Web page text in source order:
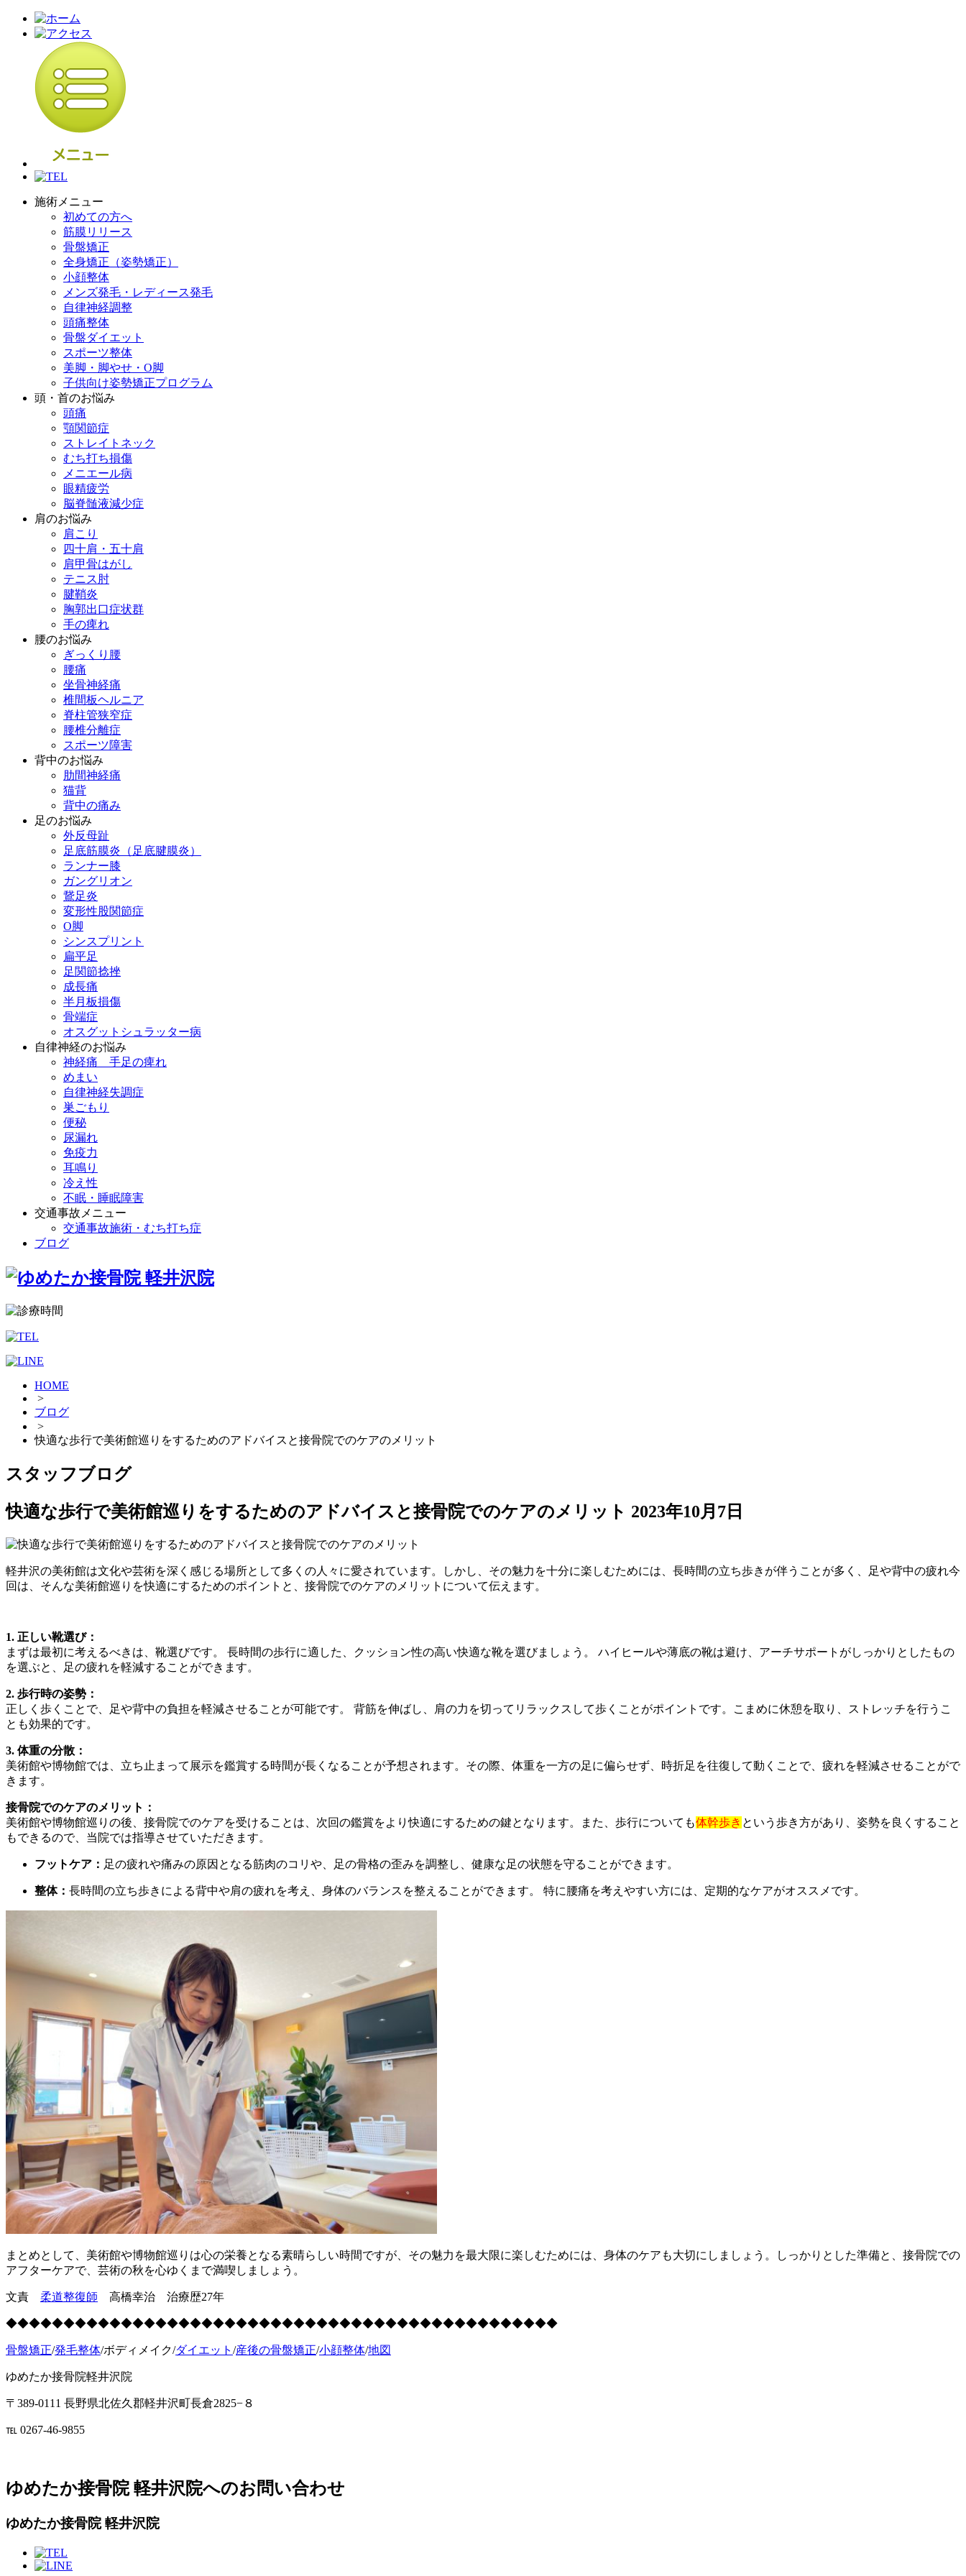
施術メニュー
初めての方へ
筋膜リリース
骨盤矯正
全身矯正（姿勢矯正）
小顔整体
メンズ発毛・レディース発毛
自律神経調整
頭痛整体
骨盤ダイエット
スポーツ整体
美脚・脚やせ・O脚
子供向け姿勢矯正プログラム
頭・首のお悩み
頭痛
顎関節症
ストレイトネック
むち打ち損傷
メニエール病
眼精疲労
脳脊髄液減少症
肩のお悩み
肩こり
四十肩・五十肩
肩甲骨はがし
テニス肘
腱鞘炎
胸郭出口症状群
手の痺れ
腰のお悩み
ぎっくり腰
腰痛
坐骨神経痛
椎間板ヘルニア
脊柱管狭窄症
腰椎分離症
スポーツ障害
背中のお悩み
肋間神経痛
猫背
背中の痛み
足のお悩み
外反母趾
足底筋膜炎（足底腱膜炎）
ランナー膝
ガングリオン
鵞足炎
変形性股関節症
O脚
シンスプリント
扁平足
足関節捻挫
成長痛
半月板損傷
骨端症
オスグットシュラッター病
自律神経のお悩み
神経痛 手足の痺れ
めまい
自律神経失調症
巣ごもり
便秘
尿漏れ
免疫力
耳鳴り
冷え性
不眠・睡眠障害
交通事故メニュー
交通事故施術・むち打ち症
ブログ
HOME
>
ブログ
>
快適な歩行で美術館巡りをするためのアドバイスと接骨院でのケアのメリット
スタッフブログ
快適な歩行で美術館巡りをするためのアドバイスと接骨院でのケアのメリット 2023年10月7日
軽井沢の美術館は文化や芸術を深く感じる場所として多くの人々に愛されています。しかし、その魅力を十分に楽しむためには、長時間の立ち歩きが伴うことが多く、足や背中の疲れ今
回は、そんな美術館巡りを快適にするためのポイントと、接骨院でのケアのメリットについて伝えます。
1. 正しい靴選び：
まずは最初に考えるべきは、靴選びです。 長時間の歩行に適した、クッション性の高い快適な靴を選びましょう。 ハイヒールや薄底の靴は避け、アーチサポートがしっかりとしたもの
を選ぶと、足の疲れを軽減することができます。
2. 歩行時の姿勢：
正しく歩くことで、足や背中の負担を軽減させることが可能です。 背筋を伸ばし、肩の力を切ってリラックスして歩くことがポイントです。こまめに休憩を取り、ストレッチを行うこ
とも効果的です。
3. 体重の分散：
美術館や博物館では、立ち止まって展示を鑑賞する時間が長くなることが予想されます。その際、体重を一方の足に偏らせず、時折足を往復して動くことで、疲れを軽減させることがで
きます。
接骨院でのケアのメリット：
美術館や博物館巡りの後、接骨院でのケアを受けることは、次回の鑑賞をより快適にするための鍵となります。また、歩行についても体幹歩き という歩き方があり、姿勢を良くすること
もできるので、当院では指導させていただきます。
フットケア： 足の疲れや痛みの原因となる筋肉のコリや、足の骨格の歪みを調整し、健康な足の状態を守ることができます。
整体： 長時間の立ち歩きによる背中や肩の疲れを考え、身体のバランスを整えることができます。 特に腰痛を考えやすい方には、定期的なケアがオススメです。
まとめとして、美術館や博物館巡りは心の栄養となる素晴らしい時間ですが、その魅力を最大限に楽しむためには、身体のケアも大切にしましょう。しっかりとした準備と、接骨院での
アフターケアで、芸術の秋を心ゆくまで満喫しましょう。
文責 柔道整復師 高橋幸治 治療歴27年
◆◆◆◆◆◆◆◆◆◆◆◆◆◆◆◆◆◆◆◆◆◆◆◆◆◆◆◆◆◆◆◆◆◆◆◆◆◆◆◆◆◆◆◆◆◆◆◆
骨盤矯正/発毛整体/ボディメイク/ダイエット /産後の骨盤矯正/小顔整体/地図
ゆめたか接骨院軽井沢院
〒389-0111 長野県北佐久郡軽井沢町長倉2825−８
℡ 0267-46-9855
ゆめたか接骨院 軽井沢院へのお問い合わせ
ゆめたか接骨院 軽井沢院